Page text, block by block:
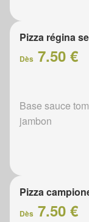
Pizza régina
Dès 7.50 €
Base sauce
jambon
Pizza
Dès 7.50 €